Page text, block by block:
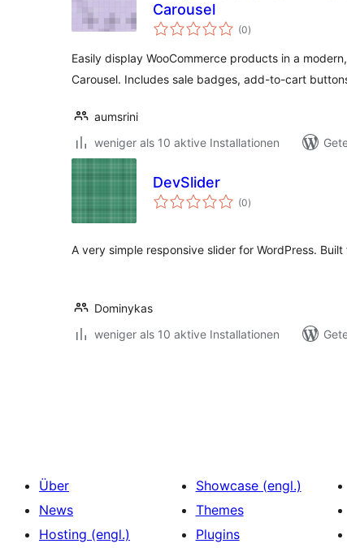
Carousel
(0Bewertungen
insgesamt
)
Easily display WooCommerce products in a
Carousel. Includes sale badges, add-to-cart
aumsrini
weniger als 10 aktive Installationen
DevSlider
(0Bewertungen
insgesamt
)
A very simple responsive slider for WordPress.
Dominykas
weniger als 10 aktive Installationen
Über
News
Hosting (engl.)
Showcase (engl.)
Themes
Plugins